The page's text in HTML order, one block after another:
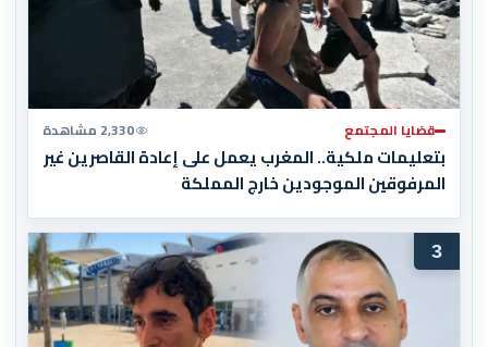
قضايا المجتمع 2,330 مشاهدة
بتعليمات ملكية.. المغرب يعمل على إعادة القاصرين غير
المرفوقين الموجودين خارج المملكة
3